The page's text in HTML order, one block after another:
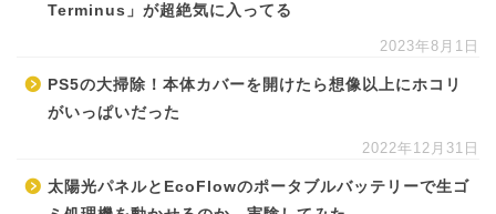
Terminus」が超絶気に入ってる
2023年8月1日
PS5の大掃除！本体カバーを開けたら想像以上にホコリ
がいっぱいだった
2022年12月31日
太陽光パネルとEcoFlowのポータブルバッテリーで生ゴ